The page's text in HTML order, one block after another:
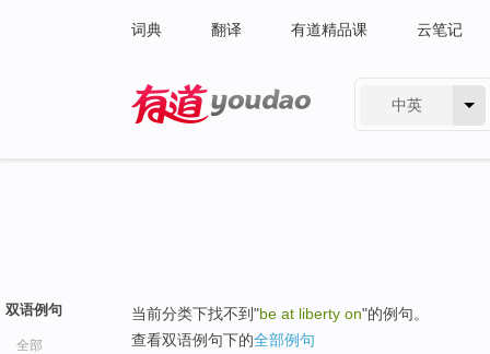
词典 翻译 有道精品课 云笔记
中英
双语例句
全部
当前分类下找不到"be at liberty on"的例句。
查看双语例句下的全部例句